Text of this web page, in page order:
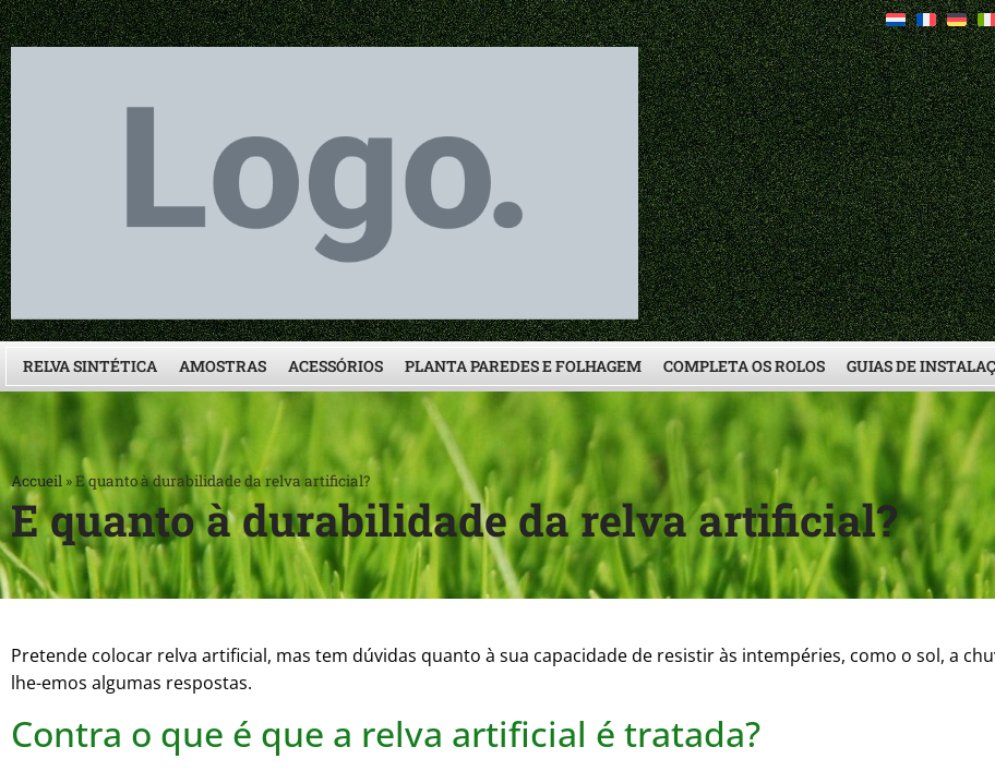
RELVA SINTÉTICA AMOSTRAS ACESSÓRIOS PLANTA PAREDES E FOLHAGEM COMPLETA OS ROLOS GUIAS DE
Accueil »E quanto à durabilidade da relva artificial?
E quanto à durabilidade da relva artificial?
Pretende colocar relva artificial, mas tem dúvidas quanto à sua capacidade de resistir às intempéries, como o sol, a
lhe-emos algumas respostas.
Contra o que é que a relva artificial é tratada?